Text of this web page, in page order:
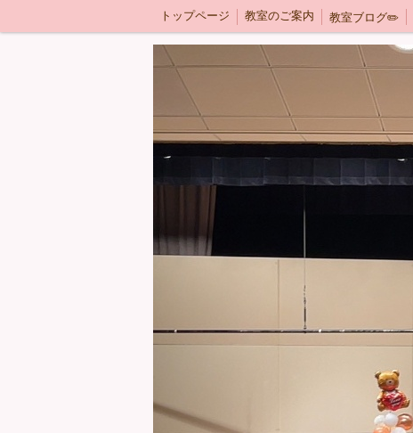
トップページ 教室のご案内 教室ブログ✏️